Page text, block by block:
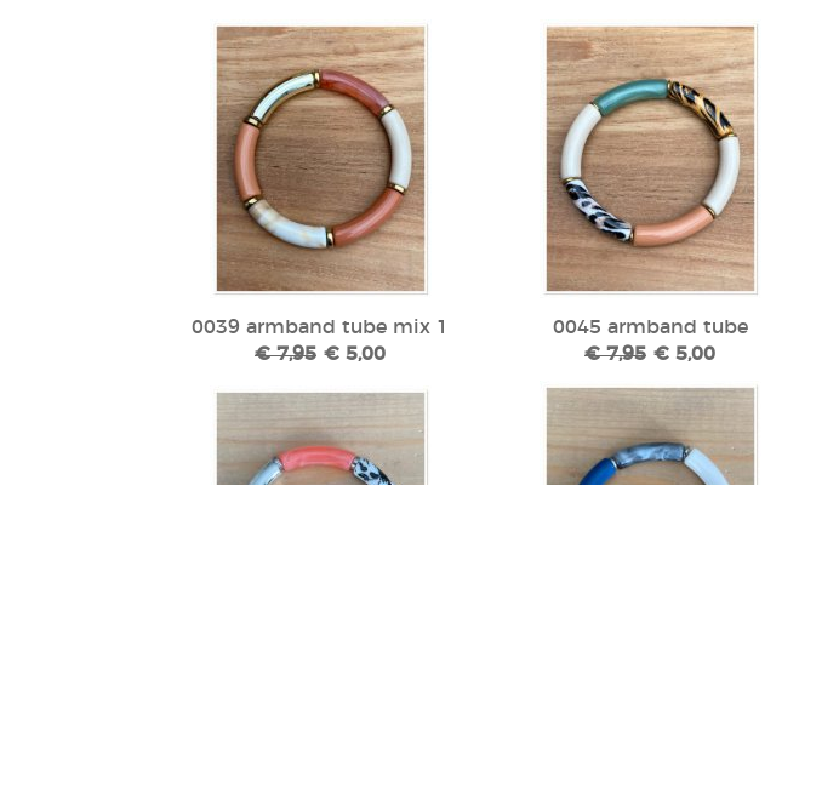
0039 armband tube mix 1
€ 7,95 € 5,00
0045 armband tube
€ 7,95 € 5,00